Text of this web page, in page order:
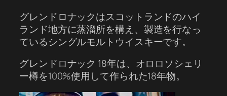
グレンドロナックはスコットランドのハイ
ランド地方に蒸溜所を構え、製造を行なっ
ているシングルモルトウイスキーです。
グレンドロナック 18年は、オロロソシェリ
ー樽を100%使用して作られた18年物。